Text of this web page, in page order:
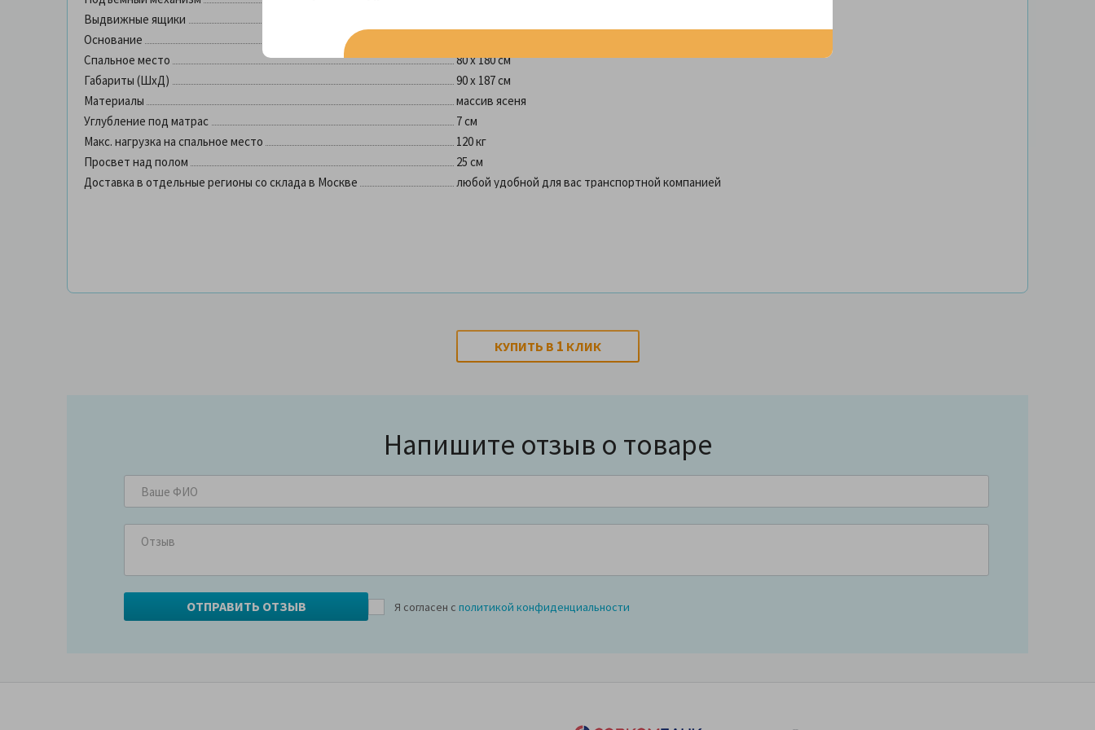
Выдвижные ящики
Основание
Спальное место
80 х 180 см
Габариты (ШхД)
90 х 187 см
Материалы
массив ясеня
Углубление под матрас
7 см
Макс. нагрузка на спальное место
120 кг
Просвет над полом
25 см
Доставка в отдельные регионы со склада в Москве
любой удобной для вас транспортной компанией
КУПИТЬ В 1 КЛИК
Напишите отзыв о товаре
Я согласен с политикой конфиденциальности